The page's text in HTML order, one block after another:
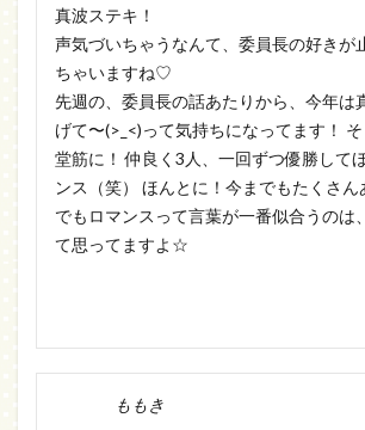
真波ステキ！
声気づいちゃうなんて、委員長の好きが
ちゃいますね♡
先週の、委員長の話あたりから、今年は
げて〜(>_<)って気持ちになってます！
堂筋に！ 仲良く3人、一回ずつ優勝して
ンス（笑） ほんとに！今までもたくさ
でもロマンスって言葉が一番似合うのは
て思ってますよ☆
ももき